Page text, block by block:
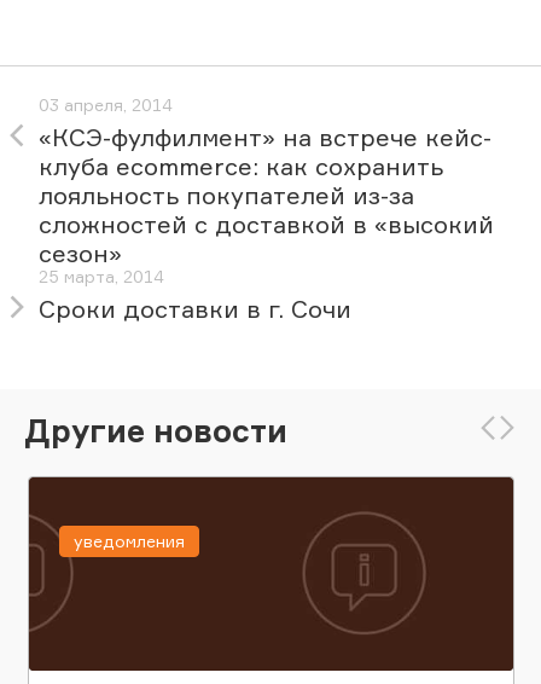
03 апреля, 2014
«КСЭ-фулфилмент» на встрече кейс-
клуба ecommerce: как сохранить
лояльность покупателей из-за
сложностей с доставкой в «высокий
сезон»
25 марта, 2014
Сроки доставки в г. Сочи
Другие новости
уведомления